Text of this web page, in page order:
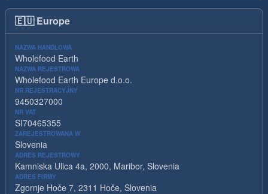
🇪🇺 Europe
NAZWA HANDLOWA
Wholefood Earth
NAZWA REJESTROWA
Wholefood Earth Europe d.o.o.
NR REJESTRACYJNY
9450327000
NR VAT
SI70465355
ZAREJESTROWANA W
Slovenia
ADRES REJESTROWY
Kamniska Ulica 4a, 2000, Maribor, Slovenia
ADRES FIRMY
Zgornje Hoče 7, 2311 Hoče, Slovenia